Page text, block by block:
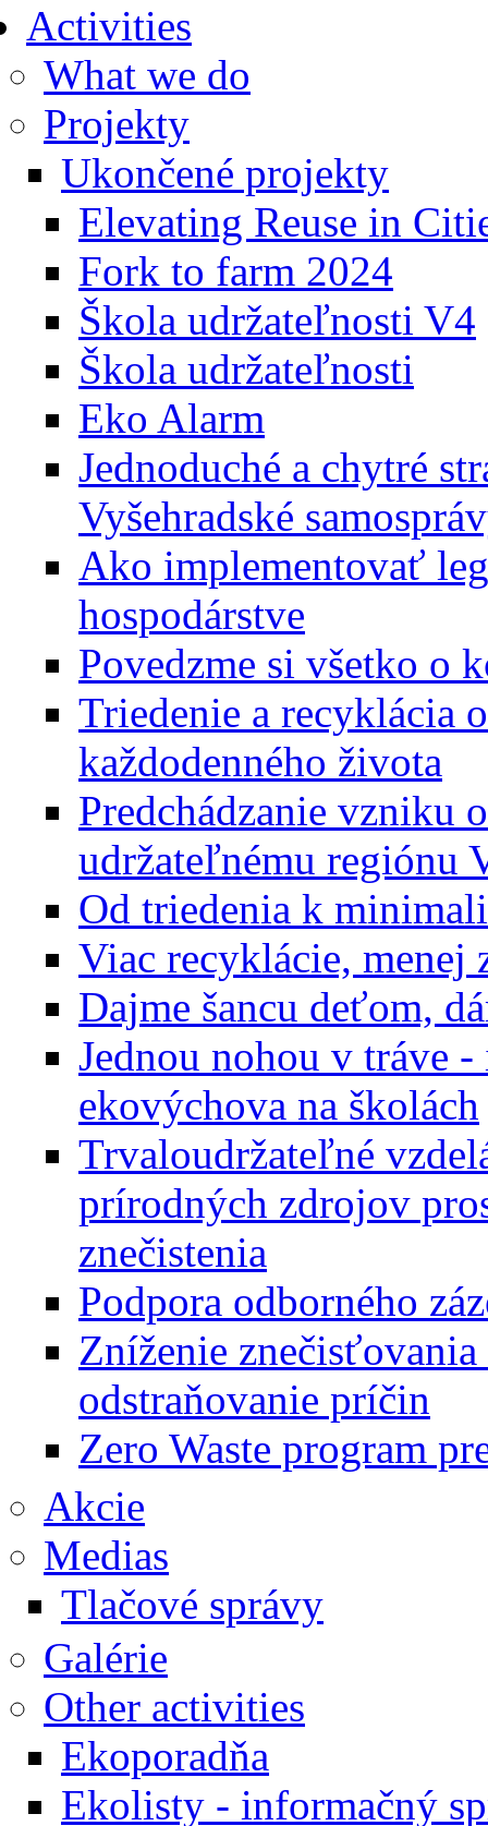
Activities
What we do
Projekty
Ukončené projekty
Elevating Reuse in
Fork to farm 2024
Škola udržateľnosti V4
Škola udržateľnosti
Eko Alarm
Jednoduché a chytré
Vyšehradské
Ako implementovať
hospodárstve
Povedzme si všetko o
Triedenie a recyklácia
každodenného života
Predchádzanie vzniku
udržateľnému regiónu
Od triedenia k
Viac recyklácie, menej
Dajme šancu deťom,
Jednou nohou v tráve
ekovýchova na školách
Trvaloudržateľné
prírodných zdrojov
znečistenia
Podpora odborného
Zníženie
odstraňovanie príčin
Zero Waste program
Akcie
Medias
Tlačové správy
Galérie
Other activities
Ekoporadňa
Ekolisty - informačný